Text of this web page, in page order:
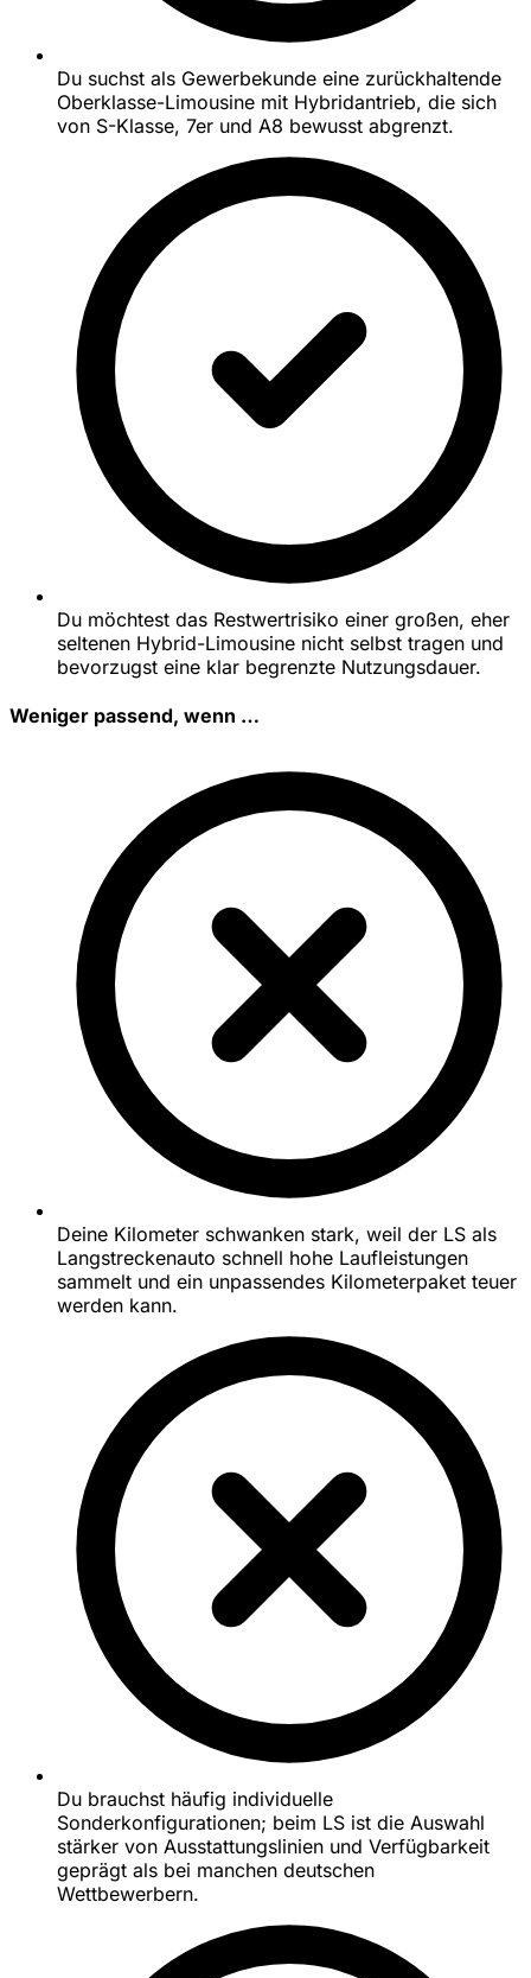
Du suchst als Gewerbekunde eine zurückhaltende
Oberklasse-Limousine mit Hybridantrieb, die sich
von S-Klasse, 7er und A8 bewusst abgrenzt.
Du möchtest das Restwertrisiko einer großen, eher
seltenen Hybrid-Limousine nicht selbst tragen und
bevorzugst eine klar begrenzte Nutzungsdauer.
Weniger passend, wenn …
Deine Kilometer schwanken stark, weil der LS als
Langstreckenauto schnell hohe Laufleistungen
sammelt und ein unpassendes Kilometerpaket teuer
werden kann.
Du brauchst häufig individuelle
Sonderkonfigurationen; beim LS ist die Auswahl
stärker von Ausstattungslinien und Verfügbarkeit
geprägt als bei manchen deutschen
Wettbewerbern.